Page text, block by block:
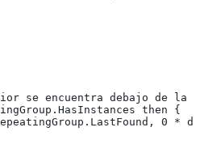
se encuentra debajo de la
then {
0 *